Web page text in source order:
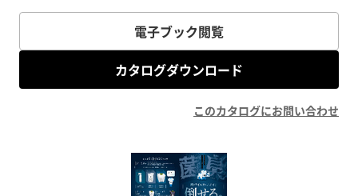
電子ブック閲覧
カタログダウンロード
このカタログにお問い合わせ